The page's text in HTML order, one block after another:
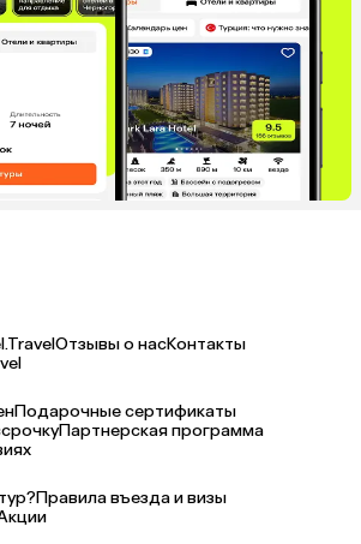
Отзывы о насКонтакты
Подарочные сертификаты
Партнерская программа
Правила въезда и визы